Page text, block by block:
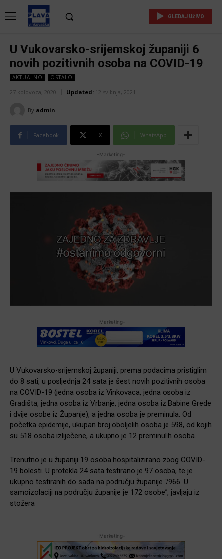
GLEDAJ UŽIVO
U Vukovarsko-srijemskoj županiji 6
novih pozitivnih osoba na COVID-19
AKTUALNO OSTALO
27 kolovoza, 2020 Updated: 12 svibnja, 2021
By admin
Facebook X WhatsApp
-Marketing-
-Marketing-
U Vukovarsko-srijemskoj županiji, prema podacima pristiglim
do 8 sati, u posljednja 24 sata je šest novih pozitivnih osoba
na COVID-19 (jedna osoba iz Vinkovaca, jedna osoba iz
Gradišta, jedna osoba iz Vrbanje, jedna osoba iz Babine Grede
i dvije osobe iz Županje), a jedna osoba je preminula. Od
početka epidemije, ukupan broj oboljelih osoba je 598, od kojih
su 518 osoba izliječene, a ukupno je 12 preminulih osoba.
Trenutno je u županiji 19 osoba hospitalizirano zbog COVID-
19 bolesti. U protekla 24 sata testirano je 97 osoba, te je
ukupno testiranih do sada na području županije 7966. U
samoizolaciji na području županije je 172 osobe”, javljaju iz
stožera
-Marketing-